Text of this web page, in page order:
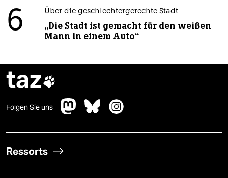
6 Über die geschlechtergerechte Stadt
„Die Stadt ist gemacht für den weißen
Mann in einem Auto“
taz
Folgen Sie uns
Ressorts